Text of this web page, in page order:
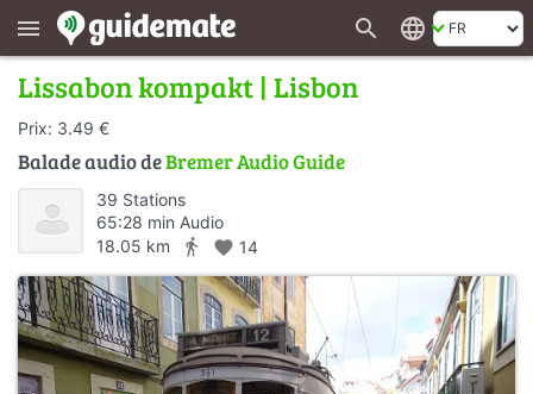
menu search language
Lissabon kompakt | Lisbon
Prix: 3.49 €
Balade audio deBremer Audio Guide
39 Stations
65:28 min Audio
18.05 km
directions_walk favorite 14